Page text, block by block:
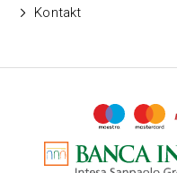
Kontakt